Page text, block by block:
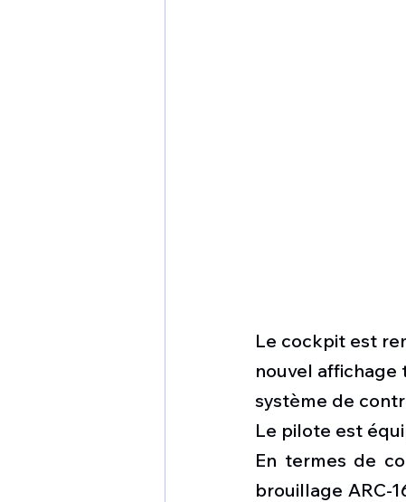
Le cockpit est
nouvel affichage
système de
Le pilote est
En termes de
brouillage ARC-